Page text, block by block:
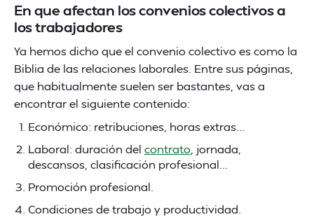
En que afectan los convenios colectivos a
los trabajadores
Ya hemos dicho que el convenio colectivo es como la
Biblia de las relaciones laborales. Entre sus páginas,
que habitualmente suelen ser bastantes, vas a
encontrar el siguiente contenido:
Económico: retribuciones, horas extras...
Laboral: duración del contrato , jornada,
descansos, clasificación profesional...
Promoción profesional.
Condiciones de trabajo y productividad.